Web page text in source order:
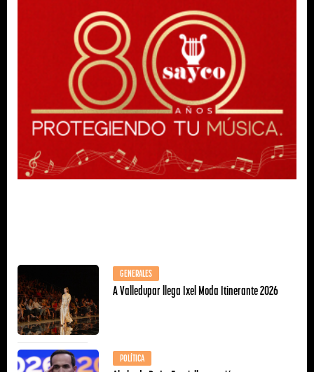
GENERALES
A Valledupar llega Ixel Moda Itinerante 2026
POLÍTICA